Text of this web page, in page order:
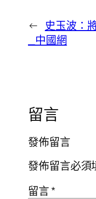
← 史玉波：
_中國網
留言
發佈留言
發佈留言必須
留言*